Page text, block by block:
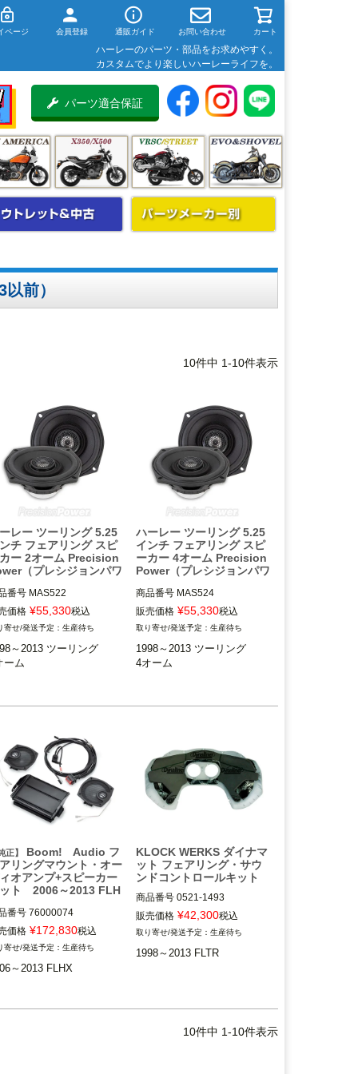
ページ 会員登録 通販ガイド お問い合わせ カート
ハーレーのパーツ・部品をお求めやすく。
カスタムでより楽しいハーレーライフを。
パーツ適合保証
前）
10件中 1-10件表示
レー ツーリング 5.25
チ フェアリング スピ
ー 2オーム Precision
（プレシジョンパワ
番号 MAS522
～2013 ツーリング
オーディオ装着車
Power（プレシジョ
価格 ¥55,330税込
生産待ち
～2013 ツーリング
ーム
ハーレー ツーリング 5.25
インチ フェアリング スピ
ーカー 4オーム Precision
Power（プレシジョンパワ
ー）
商品番号 MAS524
1998～2013 ツーリング
純正オーディオ装着車
Precision Power（プレシジョ
販売価格 ¥55,330税込
生産待ち
1998～2013 ツーリング
4オーム
正】
Boom! Audio フ
リングマウント・オー
オアンプ+スピーカー
ト 2006～2013 FLH
番号 76000074
オーディオ XMサテラ
コミュニケーション（7641
価格 ¥172,830税込
生産待ち
～2013 FLHX
KLOCK WERKS ダイナマ
ット フェアリング・サウ
ンドコントロールキット
商品番号0521-1493
M型番：KW05-01-0412
1998～2013 FLTR
販売価格 ¥42,300税込
生産待ち
1998～2013 FLTR
10件中 1-10件表示